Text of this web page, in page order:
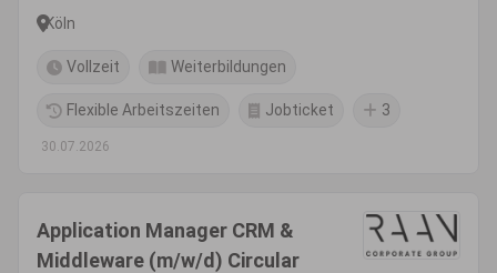
Köln
Vollzeit Weiterbildungen
Flexible Arbeitszeiten Jobticket 3
30.07.2026
Application Manager CRM &
Middleware (m/w/d) Circular